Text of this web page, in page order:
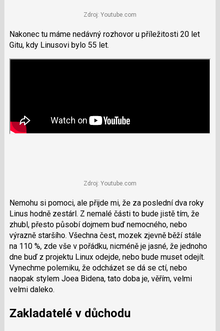
Zdroj: Youtube.com
Nakonec tu máme nedávný rozhovor u příležitosti 20 let
Gitu, kdy Linusovi bylo 55 let.
Zdroj: Youtube.com
Nemohu si pomoci, ale přijde mi, že za poslední dva roky
Linus hodně zestárl. Z nemalé části to bude jistě tím, že
zhubl, přesto působí dojmem buď nemocného, nebo
výrazně staršího. Všechna čest, mozek zjevně běží stále
na 110 %, zde vše v pořádku, nicméně je jasné, že jednoho
dne buď z projektu Linux odejde, nebo bude muset odejít.
Vynechme polemiku, že odcházet se dá se ctí, nebo
naopak stylem Joea Bidena, tato doba je, věřím, velmi
velmi daleko.
Zakladatelé v důchodu